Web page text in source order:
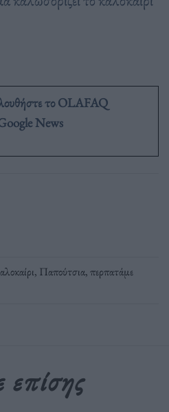
το OLAFAQ
News
, Παπούτσια,περπατάμε
επίσης